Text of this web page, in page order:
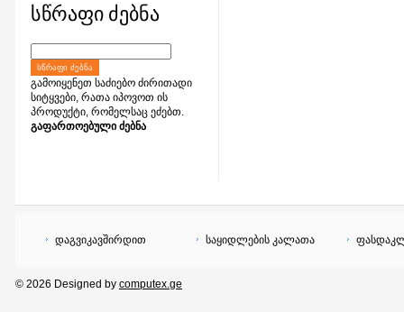
სწრაფი ძებნა
ᲡᲬᲠᲐᲤᲘ ᲫᲔᲑᲜᲐ
გამოიყენეთ საძიებო ძირითადი
სიტყვები, რათა იპოვოთ ის
პროდუქტი, რომელსაც ეძებთ.
გაფართოებული ძებნა
დაგვიკავშირდით საყიდლების კალათა
© 2026 Designed by computex.ge